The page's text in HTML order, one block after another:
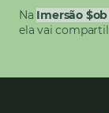
Na Imersão
ela vai